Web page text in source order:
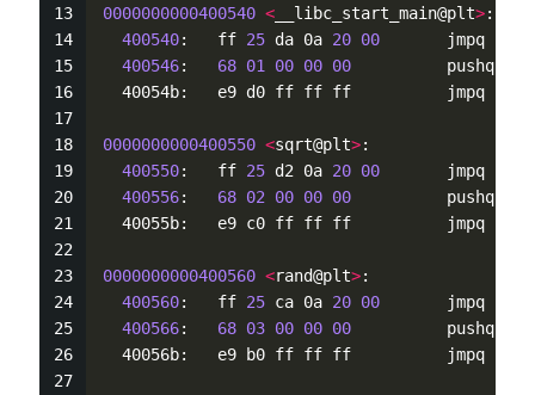
0000000000400540 < __libc_start_main@plt>:
400540:   ff 25 da 0a 20 00
       jmpq
400546: 68 01 00 00 00
          pushq  $
  40054b:   e9 d0 ff ff ff          jmpq
0000000000400550 <sqrt@plt>:
400550:   ff 25 d2 0a 20 00
       jmpq
400556: 68 02 00 00 00
          pushq  $
  40055b:   e9 c0 ff ff ff          jmpq
0000000000400560 <rand@plt>:
400560:   ff 25 ca 0a 20 00
       jmpq
400566: 68 03 00 00 00
          pushq  $
  40056b:   e9 b0 ff ff ff          jmpq